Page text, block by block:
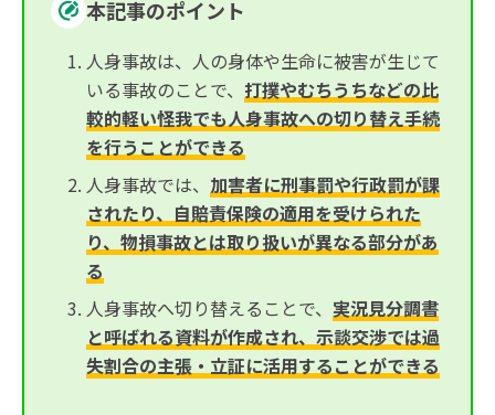
本記事のポイント
人身事故は、人の身体や生命に被害が生じて
いる事故のことで、 打撲やむちうちなどの比
較的軽い怪我でも人身事故への切り替え手続
を行うことができる
人身事故では、 加害者に刑事罰や行政罰が課
されたり、自賠責保険の適用を受けられた
り、物損事故とは取り扱いが異なる部分があ
る
人身事故へ切り替えることで、 実況見分調書
と呼ばれる資料が作成され、示談交渉では過
失割合の主張・立証に活用することができる